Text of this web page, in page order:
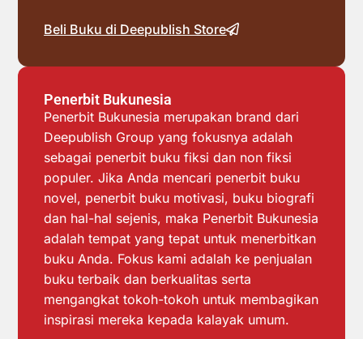
Beli Buku di Deepublish Store
Penerbit Bukunesia
Penerbit Bukunesia merupakan brand dari
Deepublish Group yang fokusnya adalah
sebagai penerbit buku fiksi dan non fiksi
populer. Jika Anda mencari penerbit buku
novel, penerbit buku motivasi, buku biografi
dan hal-hal sejenis, maka Penerbit Bukunesia
adalah tempat yang tepat untuk menerbitkan
buku Anda. Fokus kami adalah ke penjualan
buku terbaik dan berkualitas serta
mengangkat tokoh-tokoh untuk membagikan
inspirasi mereka kepada kalayak umum.